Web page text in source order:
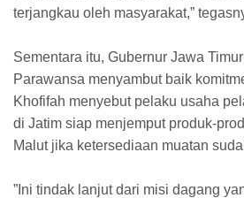
terjangkau oleh masyarakat,”
​Sementara itu, Gubernur Jawa
Parawansa menyambut baik
Khofifah menyebut pelaku usaha
di Jatim siap menjemput produk-
Malut jika ketersediaan muatan
​”Ini tindak lanjut dari misi dagang